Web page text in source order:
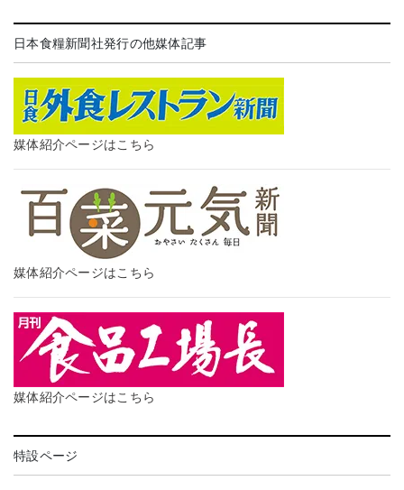
日本食糧新聞社発行の他媒体記事
媒体紹介ページはこちら
媒体紹介ページはこちら
媒体紹介ページはこちら
特設ページ